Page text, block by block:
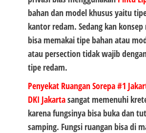
bahan dan model khusus yaitu
kantor redam. Sedang kan
bisa memakai tipe bahan atau
atau persection tidak wajib
tipe redam.
Penyekat Ruangan Sorepa #1
DKI Jakartasangat memenuhi
karena fungsinya bisa buka dan
samping. Fungsi ruangan bisa di